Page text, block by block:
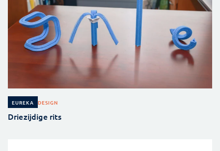
EUREKA DESIGN
Driezijdige rits